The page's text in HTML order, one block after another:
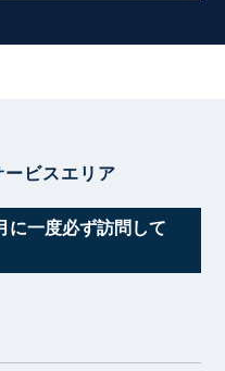
ビスエリア
に一度必ず訪問して